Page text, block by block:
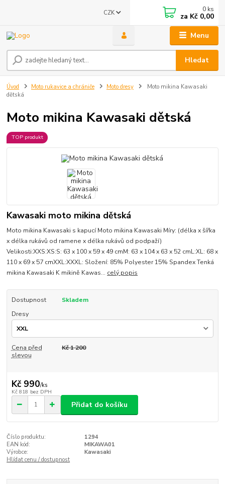
Menu
CZK
Hledat
0 ks
za Kč 0,00
Úvod Moto rukavice a chrániče Moto dresy
Moto mikina Kawasaki
dětská
Moto mikina Kawasaki dětská
TOP produkt
Kawasaki moto mikina dětská
Moto mikina Kawasaki s kapucí Moto mikina Kawasaki Míry: (délka x šířka
x délka rukávů od ramene x délka rukávů od podpaží)
Velikosti:XXS:XS:S: 63 x 100 x 59 x 49 cmM: 63 x 104 x 63 x 52 cmL:XL: 68 x
110 x 69 x 57 cmXXL:XXXL: Složení: 85% Polyester 15% Spandex Tenká
mikina Kawasaki K mikině Kawas... celý popis
Dostupnost
Skladem
Dresy
Cena před
slevou
Kč 1 200
Kč 990/ks
Kč 818 bez DPH
Přidat do košíku
Číslo produktu:
1294
EAN kód:
MIKAWA01
Výrobce:
Kawasaki
Hlídat cenu / dostupnost